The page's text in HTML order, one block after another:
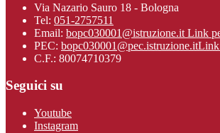
Via Nazario Sauro 18 - Bologna
Tel: 051-2757511
Email: bopc030001@istruzione.it Link
PEC: bopc030001@pec.istruzione.itLink
C.F.: 80074710379
Seguici su
Youtube
Instagram